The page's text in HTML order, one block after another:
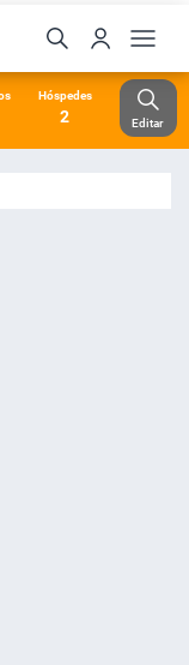
Hóspedes
2 Editar